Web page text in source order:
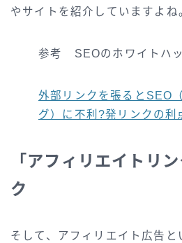
やサイトを紹介していますよね
参考 SEOのホワイトハ
外部リンクを張るとSEO
グ）に不利?発リンクの利
「アフィリエイトリ
ク
そして、アフィリエイト広告と